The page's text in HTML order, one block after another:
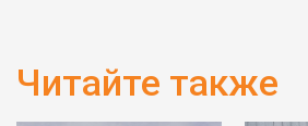
Читайте также